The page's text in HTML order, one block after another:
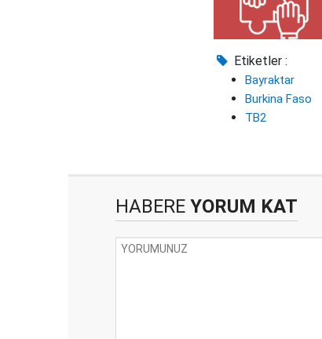
Etiketler :
Bayraktar
Burkina Faso
TB2
HABERE YORUM KAT